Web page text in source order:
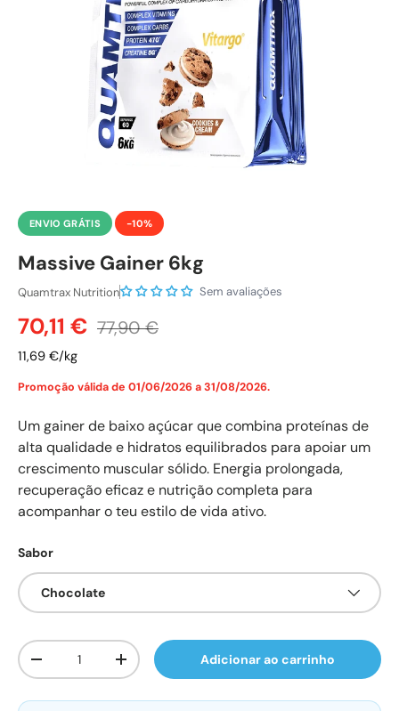
ENVIO GRÁTIS -10%
Massive Gainer 6kg
Quamtrax Nutrition Sem avaliações
Preço de venda
70,11 € Preço normal
77,90 €
11,69 €/kg
Promoção válida de 01/06/2026 a 31/08/2026.
Um gainer de baixo açúcar que combina proteínas de
alta qualidade e hidratos equilibrados para apoiar um
crescimento muscular sólido. Energia prolongada,
recuperação eficaz e nutrição completa para
acompanhar o teu estilo de vida ativo.
Sabor
Chocolate
Qtd.
Diminuir quantidadeAumente a quantidadeAdicionar ao carrinho